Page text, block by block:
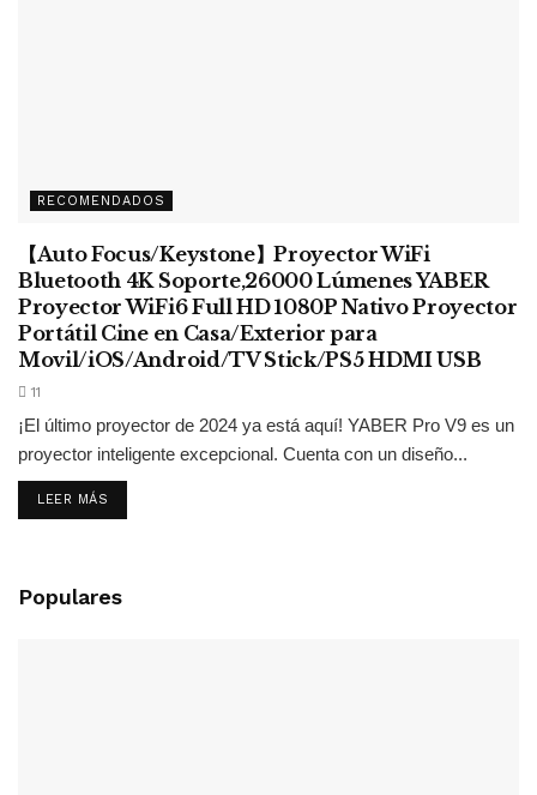
RECOMENDADOS
【Auto Focus/Keystone】Proyector WiFi
Bluetooth 4K Soporte,26000 Lúmenes YABER
Proyector WiFi6 Full HD 1080P Nativo Proyector
Portátil Cine en Casa/Exterior para
Movil/iOS/Android/TV Stick/PS5 HDMI USB
11
¡El último proyector de 2024 ya está aquí! YABER Pro V9 es un
proyector inteligente excepcional. Cuenta con un diseño...
LEER MÁS
Populares